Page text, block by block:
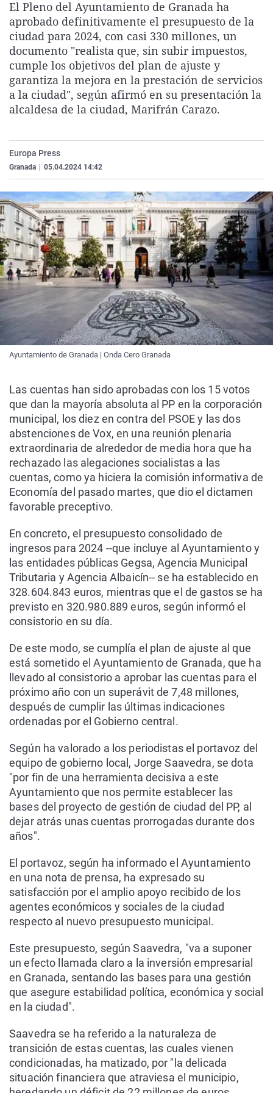
La rosa de los vientos
Gente viajera
Como el perro y el
Caso
Retornados
Equipo de
Operación Viuda
Extremadura
Galicia
La Rioja
Navarra
País Vasco
Virales
Televisión
Elecciones
El Pleno del Ayuntamiento de Granada ha
aprobado definitivamente el presupuesto de la
ciudad para 2024, con casi 330 millones, un
documento "realista que, sin subir impuestos,
cumple los objetivos del plan de ajuste y
garantiza la mejora en la prestación de servicios
a la ciudad", según afirmó en su presentación la
alcaldesa de la ciudad, Marifrán Carazo.
Europa Press
Granada 05.04.2024 14:42
Ayuntamiento de Granada | Onda Cero Granada
Las cuentas han sido aprobadas con los 15 votos
que dan la mayoría absoluta al PP en la corporación
municipal, los diez en contra del PSOE y las dos
abstenciones de Vox, en una reunión plenaria
extraordinaria de alrededor de media hora que ha
rechazado las alegaciones socialistas a las
cuentas, como ya hiciera la comisión informativa de
Economía del pasado martes, que dio el dictamen
favorable preceptivo.
En concreto, el presupuesto consolidado de
ingresos para 2024 --que incluye al Ayuntamiento y
las entidades públicas Gegsa, Agencia Municipal
Tributaria y Agencia Albaicín-- se ha establecido en
328.604.843 euros, mientras que el de gastos se ha
previsto en 320.980.889 euros, según informó el
consistorio en su día.
De este modo, se cumplía el plan de ajuste al que
está sometido el Ayuntamiento de Granada, que ha
llevado al consistorio a aprobar las cuentas para el
próximo año con un superávit de 7,48 millones,
después de cumplir las últimas indicaciones
ordenadas por el Gobierno central.
Según ha valorado a los periodistas el portavoz del
equipo de gobierno local, Jorge Saavedra, se dota
"por fin de una herramienta decisiva a este
Ayuntamiento que nos permite establecer las
bases del proyecto de gestión de ciudad del PP, al
dejar atrás unas cuentas prorrogadas durante dos
años".
El portavoz, según ha informado el Ayuntamiento
en una nota de prensa, ha expresado su
satisfacción por el amplio apoyo recibido de los
agentes económicos y sociales de la ciudad
respecto al nuevo presupuesto municipal.
Este presupuesto, según Saavedra, "va a suponer
un efecto llamada claro a la inversión empresarial
en Granada, sentando las bases para una gestión
que asegure estabilidad política, económica y social
en la ciudad".
Saavedra se ha referido a la naturaleza de
transición de estas cuentas, las cuales vienen
condicionadas, ha matizado, por "la delicada
situación financiera que atraviesa el municipio,